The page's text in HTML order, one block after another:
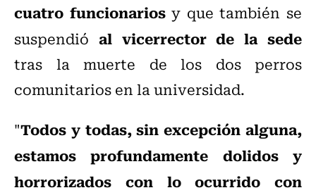
cuatro funcionariosy que también se
suspendió al vicerrector de la sede
tras la muerte de los dos perros
comunitarios en la universidad.
"Todos y todas, sin excepción alguna,
estamos profundamente dolidos y
horrorizados con lo ocurrido con